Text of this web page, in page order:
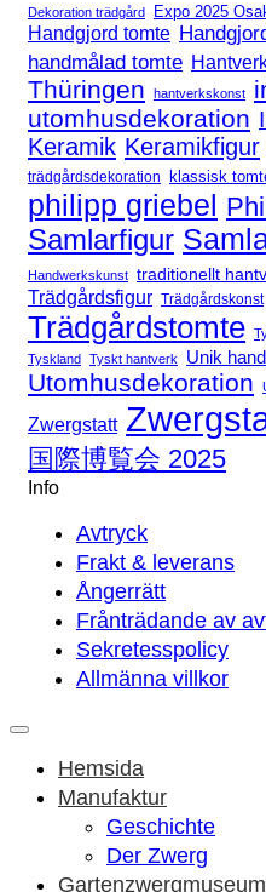
Dekoration trädgård Expo 2025
Handgjord tomte
handmålad tomte
Thüringen
hantverkskonst
utomhusdekoration
Keramik Keramikfigur
trädgårdsdekoration
klassisk
philipp griebel
Samlarfigur
Handwerkskunst traditionellt
Trädgårdsfigur Trädgårdskonst
Trädgårdstomte
Tyskland Tyskt hantverk Unik
Utomhusdekoration
Zwergstatt
国際博覧会 2025
Info
Avtryck
Frakt & leverans
Ångerrätt
Frånträdande av
Sekretesspolicy
Allmänna villkor
Hemsida
Manufaktur
Geschichte
Der Zwerg
Gartenzwergmuseum